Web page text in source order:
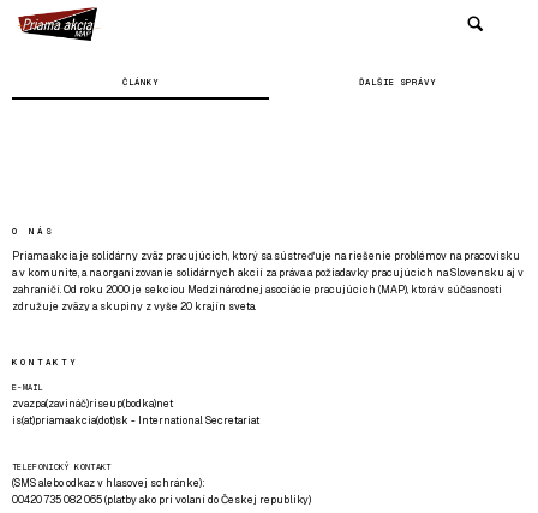
ČLÁNKY ĎALŠIE SPRÁVY
O NÁS
Priama akcia je solidárny zväz pracujúcich, ktorý sa sústreďuje na riešenie problémov na pracovisku
a v komunite, a na organizovanie solidárnych akcií za práva a požiadavky pracujúcich na Slovensku aj v
zahraničí. Od roku 2000 je sekciou Medzinárodnej asociácie pracujúcich (MAP), ktorá v súčasnosti
združuje zväzy a skupiny z vyše 20 krajín sveta.
KONTAKTY
E-MAIL
zvazpa(zavináč)riseup(bodka)net
is(at)priamaakcia(dot)sk - International Secretariat
TELEFONICKÝ KONTAKT
(SMS alebo odkaz v hlasovej schránke):
00420 735 082 065 (platby ako pri volaní do Českej republiky)